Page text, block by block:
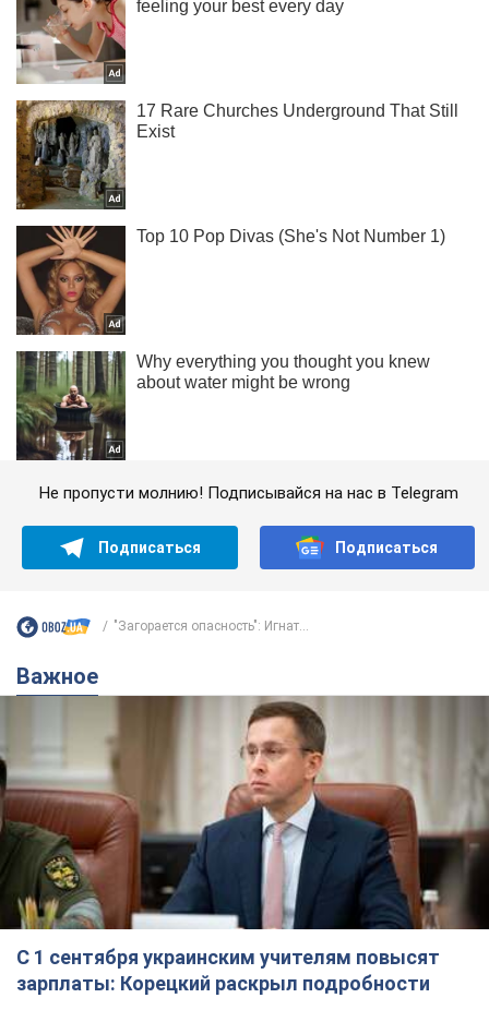
Не пропусти молнию! Подписывайся на нас в Telegram
Подписаться Подписаться
"Загорается опасность": Игнат...
Важное
С 1 сентября украинским учителям повысят
зарплаты: Корецкий раскрыл подробности